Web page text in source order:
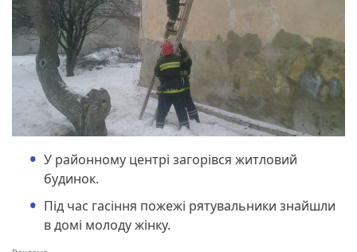
У районному центрі загорівся житловий
будинок.
Під час гасіння пожежі рятувальники знайшли
в домі молоду жінку.